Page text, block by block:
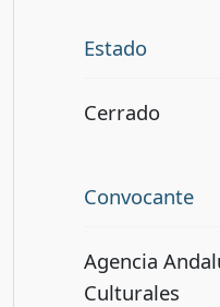
Estado
Cerrado
Convocante
Agencia
Culturales